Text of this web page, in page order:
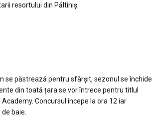
resortului din Păltiniș.
se păstrează pentru sfârșit, sezonul se închide
din toată țara se vor întrece pentru titlul
Concursul începe la ora 12 iar
baie.